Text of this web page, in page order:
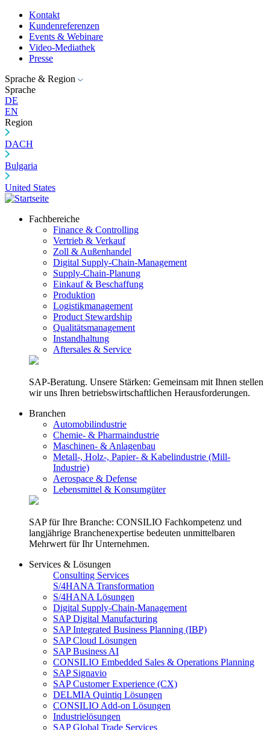
Kontakt
Kundenreferenzen
Events & Webinare
Video-Mediathek
Presse
Sprache & Region
Sprache
DE
EN
Region
DACH
Bulgaria
United States
Fachbereiche
Finance & Controlling
Vertrieb & Verkauf
Zoll & Außenhandel
Digital Supply-Chain-Management
Supply-Chain-Planung
Einkauf & Beschaffung
Produktion
Logistikmanagement
Product Stewardship
Qualitätsmanagement
Instandhaltung
Aftersales & Service
SAP-Beratung. Unsere Stärken: Gemeinsam mit Ihnen stellen
wir uns Ihren betriebswirtschaftlichen Herausforderungen.
Branchen
Automobilindustrie
Chemie- & Pharmaindustrie
Maschinen- & Anlagenbau
Metall-, Holz-, Papier- & Kabelindustrie (Mill-
Industrie)
Aerospace & Defense
Lebensmittel & Konsumgüter
SAP für Ihre Branche: CONSILIO Fachkompetenz und
langjährige Branchenexpertise bedeuten unmittelbaren
Mehrwert für Ihr Unternehmen.
Services & Lösungen
Consulting Services
S/4HANA Transformation
S/4HANA Lösungen
Digital Supply-Chain-Management
SAP Digital Manufacturing
SAP Integrated Business Planning (IBP)
SAP Cloud Lösungen
SAP Business AI
CONSILIO Embedded Sales & Operations Planning
SAP Signavio
SAP Customer Experience (CX)
DELMIA Quintiq Lösungen
CONSILIO Add-on Lösungen
Industrielösungen
SAP Global Trade Services